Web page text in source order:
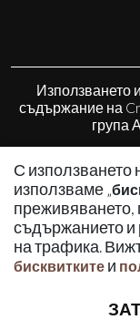
С използването
използваме „
преживяването,
съдържанието и
на трафика.
бисквитките и
Използването
съдържание на
група
© 2010 -